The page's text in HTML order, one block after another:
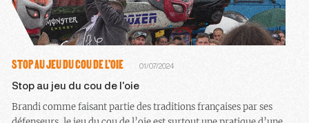
STOP AU JEU DU COU DE L’OIE 01/07/2024
Stop au jeu du cou de l’oie
Brandi comme faisant partie des traditions françaises par ses